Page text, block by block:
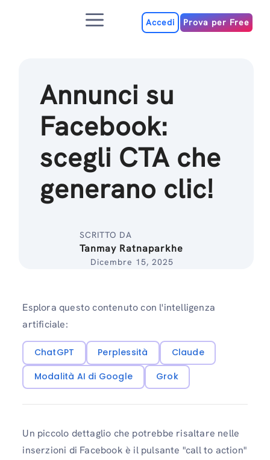
MenuAccedi Prova per Free
Annunci su
Facebook:
scegli CTA che
generano clic!
SCRITTO DA
Tanmay Ratnaparkhe
Dicembre 15, 2025
Esplora questo contenuto con l'intelligenza
artificiale:
ChatGPT Perplessità
Claude
Modalità AI di Google
Grok
Un piccolo dettaglio che potrebbe risaltare nelle
inserzioni di Facebook è il pulsante "call to action"